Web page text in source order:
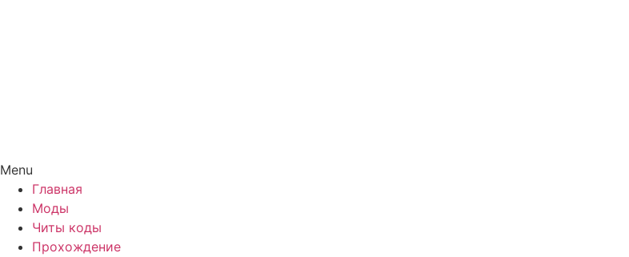
Menu
Главная
Моды
Читы коды
Прохождение